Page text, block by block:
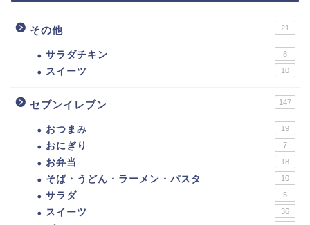
その他 21
サラダチキン 8
スイーツ 10
セブンイレブン 147
おつまみ 19
おにぎり 7
お弁当 18
そば・うどん・ラーメン・パスタ 10
サラダ 5
スイーツ 36